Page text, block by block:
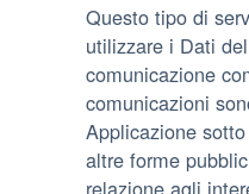
Questo tipo di
utilizzare i Dati
comunicazione
comunicazioni
Applicazione
altre forme
relazione agli